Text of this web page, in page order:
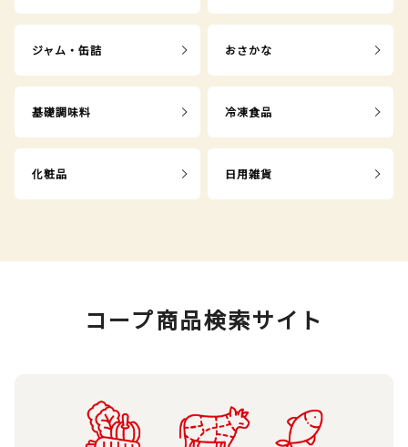
ジャム・缶詰 おさかな
基礎調味料 冷凍食品
化粧品 日用雑貨
コープ商品検索サイト